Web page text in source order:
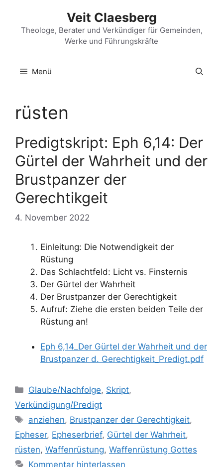
springen
Veit Claesberg
Theologe, Berater und Verkündiger für Gemeinden,
Werke und Führungskräfte
Menü
rüsten
Predigtskript: Eph 6,14: Der
Gürtel der Wahrheit und der
Brustpanzer der
Gerechtikgeit
4. November 2022
Einleitung: Die Notwendigkeit der
Rüstung
Das Schlachtfeld: Licht vs. Finsternis
Der Gürtel der Wahrheit
Der Brustpanzer der Gerechtigkeit
Aufruf: Ziehe die ersten beiden Teile der
Rüstung an!
Eph 6,14_Der Gürtel der Wahrheit und der
Brustpanzer d. Gerechtigkeit_Predigt.pdf
Kategorien
Glaube/Nachfolge, Skript,
Verkündigung/Predigt
Schlagwörter
anziehen, Brustpanzer der Gerechtigkeit,
Epheser, Epheserbrief, Gürtel der Wahrheit,
rüsten, Waffenrüstung, Waffenrüstung Gottes
Kommentar hinterlassen